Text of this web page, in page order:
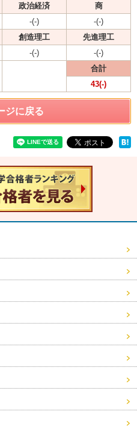
政治経済
商
-(-)
-(-)
創造理工
先進理工
-(-)
-(-)
合計
43(-)
ジに戻る